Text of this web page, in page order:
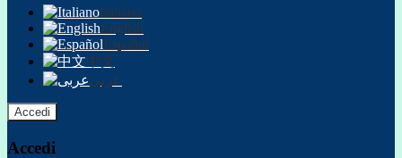
Italiano
English
Español
中文
عربى
Accedi
Accedi